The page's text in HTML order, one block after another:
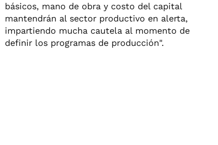
básicos, mano de obra y costo del capital
mantendrán al sector productivo en alerta,
impartiendo mucha cautela al momento de
definir los programas de producción".